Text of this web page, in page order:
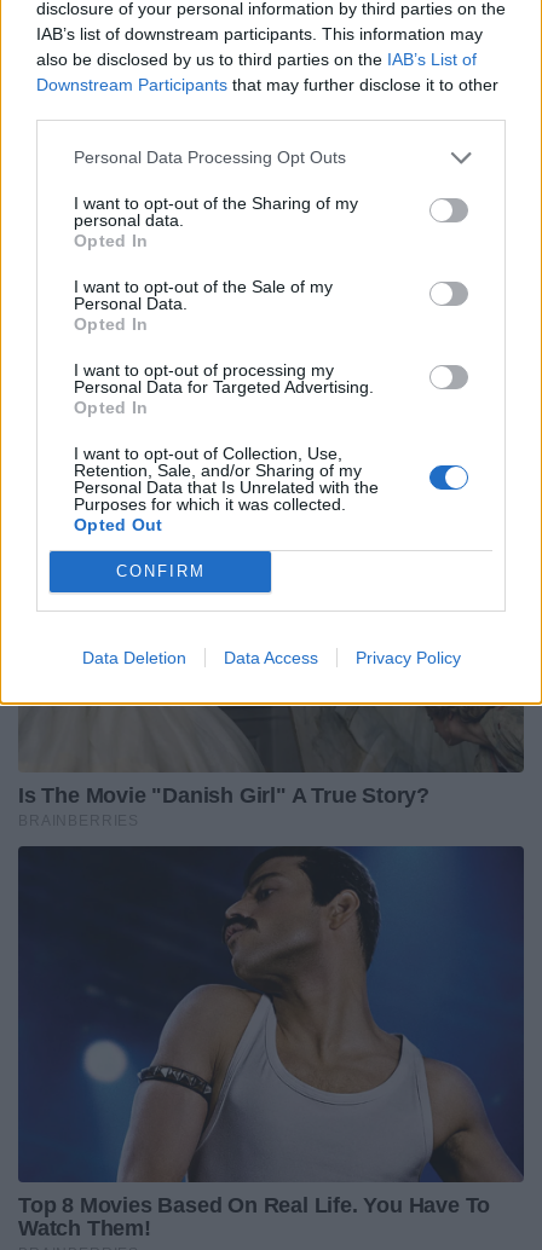
disclosure of your personal information by third parties on the
IAB’s list of downstream participants. This information may
also be disclosed by us to third parties on the IAB’s List of
Downstream Participants that may further disclose it to other
Personal Data Processing Opt Outs
I want to opt-out of the Sharing of my
personal data.
Opted In
I want to opt-out of the Sale of my
Personal Data.
Opted In
I want to opt-out of processing my
Personal Data for Targeted Advertising.
Opted In
I want to opt-out of Collection, Use,
Retention, Sale, and/or Sharing of my
Personal Data that Is Unrelated with the
Purposes for which it was collected.
Opted Out
CONFIRM
Data Deletion Data Access Privacy Policy